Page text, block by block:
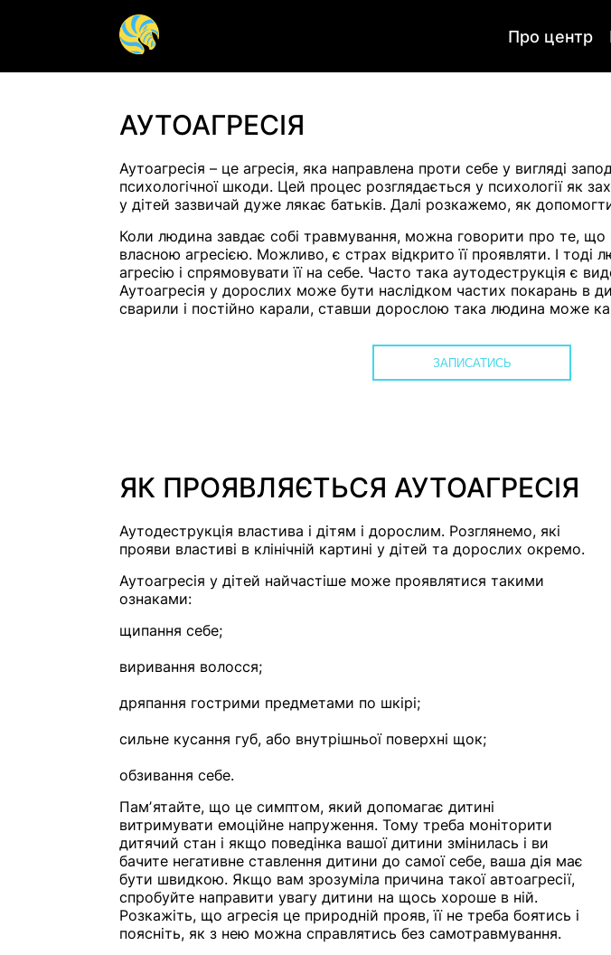
Про центр
Гештальт терапія
Допомога психіатра
Панічна атака Харчова
Психотерапія
Психолог для підлітка
АУТОАГРЕСІЯ
Аутоагресія – це агресія, яка направлена проти себе у вигляді
психологічної шкоди. Цей процес розглядається у психології як
у дітей зазвичай дуже лякає батьків. Далі розкажемо, як
Коли людина завдає собі травмування, можна говорити про те, що
власною агресією. Можливо, є страх відкрито її проявляти. І тоді
агресію і спрямовувати її на себе. Часто така аутодеструкція є
Аутоагресія у дорослих може бути наслідком частих покарань в
сварили і постійно карали, ставши дорослою така людина може
ЗАПИСАТИСЬ
ЯК ПРОЯВЛЯЄТЬСЯ АУТОАГРЕСІЯ
Аутодеструкція властива і дітям і дорослим. Розглянемо, які
прояви властиві в клінічній картині у дітей та дорослих окремо.
Аутоагресія у дітей найчастіше може проявлятися такими
ознаками:
щипання себе;
виривання волосся;
дряпання гострими предметами по шкірі;
сильне кусання губ, або внутрішньої поверхні щок;
обзивання себе.
Памʼятайте, що це симптом, який допомагає дитині
витримувати емоційне напруження. Тому треба моніторити
дитячий стан і якщо поведінка вашої дитини змінилась і ви
бачите негативне ставлення дитини до самої себе, ваша дія має
бути швидкою. Якщо вам зрозуміла причина такої автоагресії,
спробуйте направити увагу дитини на щось хороше в ній.
Розкажіть, що агресія це природній прояв, її не треба боятись і
поясніть, як з нею можна справлятись без самотравмування.